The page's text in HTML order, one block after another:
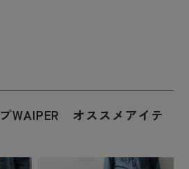
WAIPER オススメアイテ